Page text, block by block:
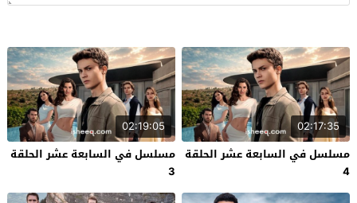
02:17:35
مسلسل في السابعة عشر الحلقة
4
02:19:05
مسلسل في السابعة عشر الحلقة
3